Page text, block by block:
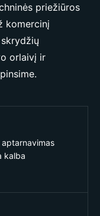
priežiūros
komercinį
orlaivį ir
kalba